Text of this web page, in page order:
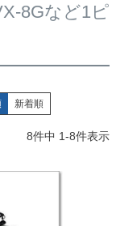
8Gなど1ピ
新着順
8件中 1-8件表示